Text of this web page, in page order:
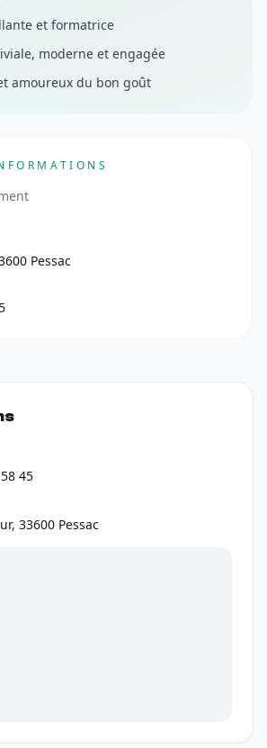
et formatrice
moderne et engagée
amoureux du bon goût
Pessac
45
33600 Pessac